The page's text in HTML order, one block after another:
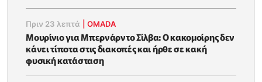
Πριν 23 λεπτά |OMADA
Μουρίνιο για Μπερνάρντο Σίλβα: Ο κακομοίρης δεν
κάνει τίποτα στις διακοπές και ήρθε σε κακή
φυσική κατάσταση